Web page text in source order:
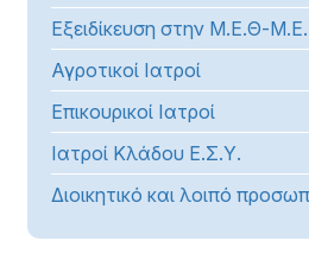
Εξειδίκευση στην Μ.Ε.Θ-
Αγροτικοί Ιατροί
Επικουρικοί Ιατροί
Ιατροί Κλάδου Ε.Σ.Υ.
Διοικητικό και λοιπό